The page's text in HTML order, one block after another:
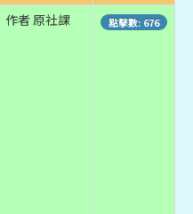
作者 原社課 點擊數: 676